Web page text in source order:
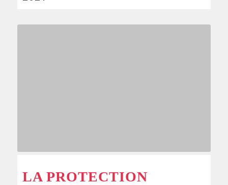
LA PROTECTION